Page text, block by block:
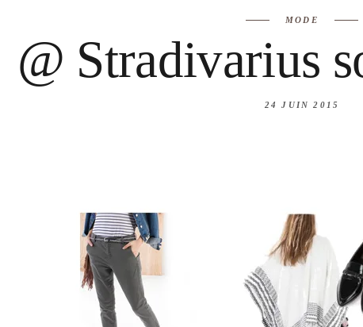
MODE
@ Stradivarius
24 JUIN 2015